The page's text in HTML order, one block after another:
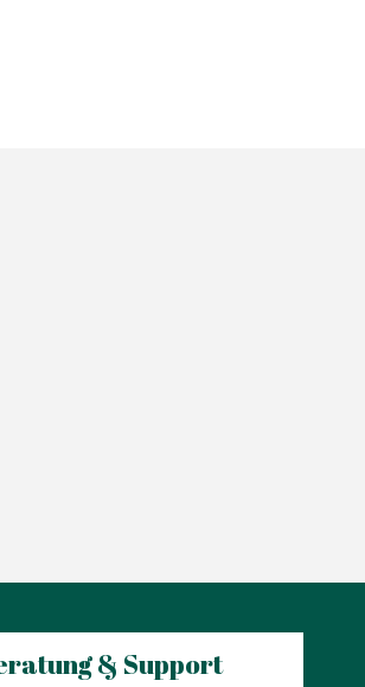
& Support